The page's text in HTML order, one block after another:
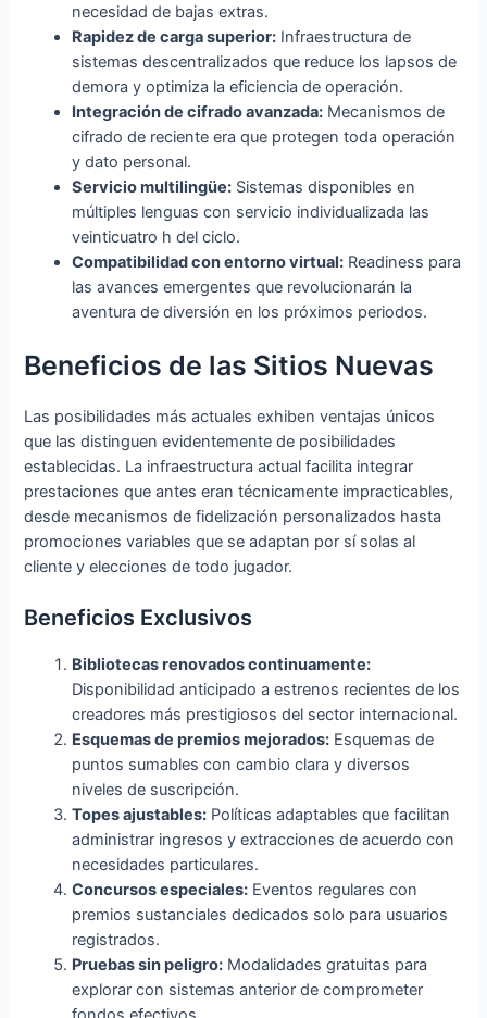
necesidad de bajas extras.
Rapidez de carga superior: Infraestructura de
sistemas descentralizados que reduce los lapsos de
demora y optimiza la eficiencia de operación.
Integración de cifrado avanzada: Mecanismos de
cifrado de reciente era que protegen toda operación
y dato personal.
Servicio multilingüe: Sistemas disponibles en
múltiples lenguas con servicio individualizada las
veinticuatro h del ciclo.
Compatibilidad con entorno virtual: Readiness para
las avances emergentes que revolucionarán la
aventura de diversión en los próximos periodos.
Beneficios de las Sitios Nuevas
Las posibilidades más actuales exhiben ventajas únicos
que las distinguen evidentemente de posibilidades
establecidas. La infraestructura actual facilita integrar
prestaciones que antes eran técnicamente impracticables,
desde mecanismos de fidelización personalizados hasta
promociones variables que se adaptan por sí solas al
cliente y elecciones de todo jugador.
Beneficios Exclusivos
Bibliotecas renovados continuamente:
Disponibilidad anticipado a estrenos recientes de los
creadores más prestigiosos del sector internacional.
Esquemas de premios mejorados: Esquemas de
puntos sumables con cambio clara y diversos
niveles de suscripción.
Topes ajustables: Políticas adaptables que facilitan
administrar ingresos y extracciones de acuerdo con
necesidades particulares.
Concursos especiales: Eventos regulares con
premios sustanciales dedicados solo para usuarios
registrados.
Pruebas sin peligro: Modalidades gratuitas para
explorar con sistemas anterior de comprometer